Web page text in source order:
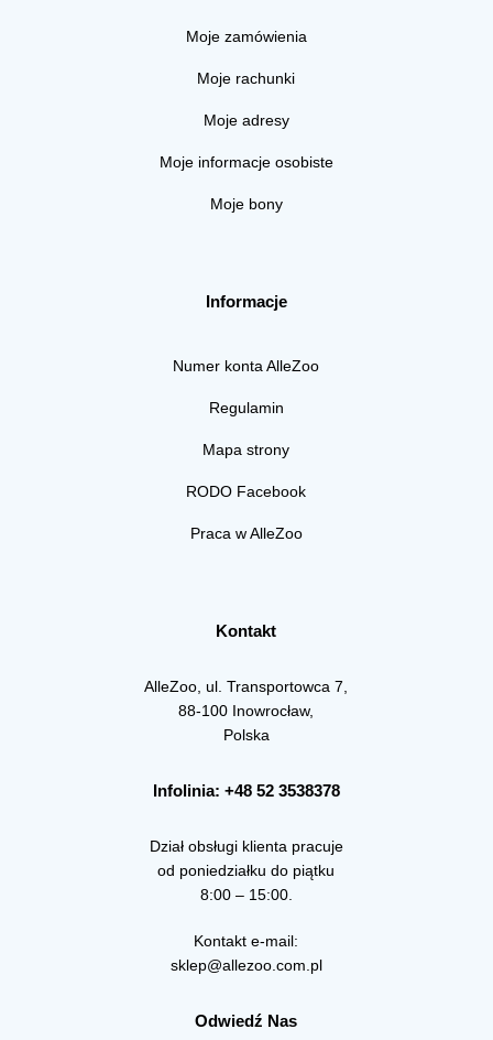
Moje zamówienia
Moje rachunki
Moje adresy
Moje informacje osobiste
Moje bony
Informacje
Numer konta AlleZoo
Regulamin
Mapa strony
RODO Facebook
Praca w AlleZoo
Kontakt
AlleZoo, ul. Transportowca 7,
88-100 Inowrocław,
Polska
Infolinia: +48 52 3538378
Dział obsługi klienta pracuje
od poniedziałku do piątku
8:00 – 15:00.
Kontakt e-mail:
sklep@allezoo.com.pl
Odwiedź Nas